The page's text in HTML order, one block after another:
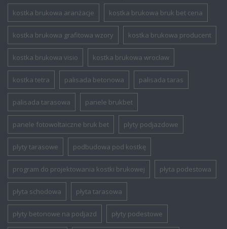
kostka brukowa aranżacje kostka brukowa bruk bet cena
kostka brukowa grafitowa wzory kostka brukowa producent
kostka brukowa visio kostka brukowa wrocław
kostka tetra palisada betonowa palisada taras
palisada tarasowa panele brukbet
panele fotowoltaiczne bruk bet plyty podjazdowe
plyty tarasowe podbudowa pod kostkę
program do projektowania kostki brukowej płyta podestowa
płyta schodowa płyta tarasowa
płyty betonowe na podjazd płyty podestowe